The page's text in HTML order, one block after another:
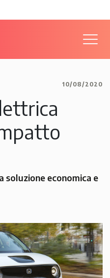
10/08/2020
soluzione economica e